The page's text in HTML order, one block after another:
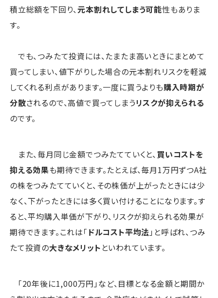
積立総額を下回り、元本割れしてしまう可能性もありま
す。
でも、つみたて投資には、たまたま高いときにまとめて
買ってしまい、値下がりした場合の元本割れリスクを軽減
してくれる利点があります。一度に買うよりも購入時期が
分散されるので、高値で買ってしまうリスクが抑えられる
のです。
また、毎月同じ金額でつみたてていくと、 買いコストを
抑える効果も期待できます。たとえば、毎月1万円ずつA社
の株をつみたてていくと、その株価が上がったときには少
なく、下がったときには多く買い付けることになります。す
ると、平均購入単価が下がり、リスクが抑えられる効果が
期待できます。これは「 ドルコスト平均法 」と呼ばれ、つみ
たて投資の大きなメリット といわれています。
「20年後に1,000万円」など、目標となる金額と期間か